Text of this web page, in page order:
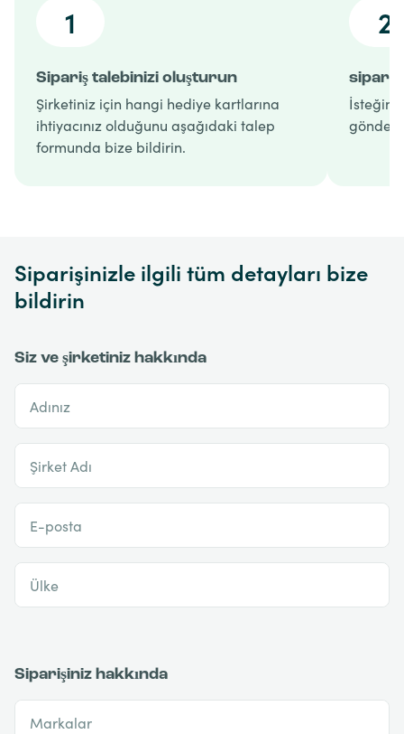
1
Sipariş talebinizi oluşturun
Şirketiniz için hangi hediye kartlarına
ihtiyacınız olduğunu aşağıdaki talep
formunda bize bildirin.
2
Siparişinizle ilgili tüm detayları bize
bildirin
Siz ve şirketiniz hakkında
Adınız
Şirket Adı
E-posta
Ülke
Siparişiniz hakkında
Markalar